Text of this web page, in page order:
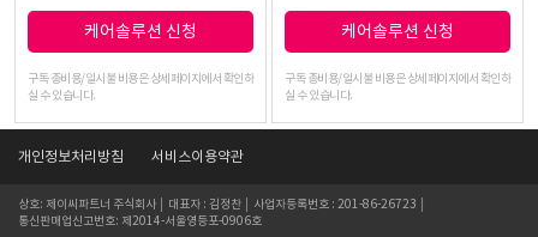
케어솔루션 신청
구독 총비용/일시불 비용은 상세페이지에서 확인하
실 수 있습니다.
케어솔루션 신청
구독 총비용/일시불 비용은 상세페이지에서 확인하
실 수 있습니다.
개인정보처리방침 서비스이용약관
상호: 제이씨파트너 주식회사 │ 대표자 : 김정찬 │ 사업자등록번호 : 201-86-26723 │
통신판매업신고번호: 제2014-서울영등포-0906호